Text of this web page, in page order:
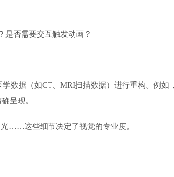
是否需要交互触发动画？
数据（如CT、MRI扫描数据）进行重构。例如，
呈现。
……这些细节决定了视觉的专业度。